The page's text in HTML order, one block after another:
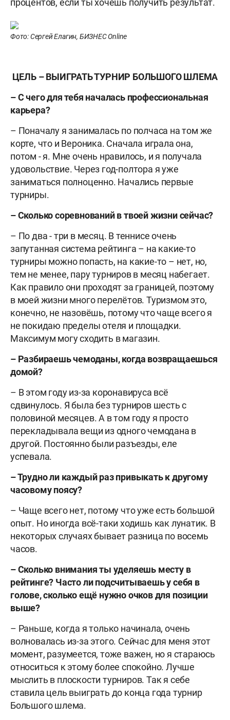
процентов, если ты хочешь получить результат.
Фото: Сергей Елагин, БИЗНЕС Online
ЦЕЛЬ – ВЫИГРАТЬ ТУРНИР БОЛЬШОГО ШЛЕМА
– С чего для тебя началась профессиональная
карьера?
– Поначалу я занималась по полчаса на том же
корте, что и Вероника. Сначала играла она,
потом - я. Мне очень нравилось, и я получала
удовольствие. Через год-полтора я уже
заниматься полноценно. Начались первые
турниры.
– Сколько соревнований в твоей жизни сейчас?
– По два - три в месяц. В теннисе очень
запутанная система рейтинга – на какие-то
турниры можно попасть, на какие-то – нет, но,
тем не менее, пару турниров в месяц набегает.
Как правило они проходят за границей, поэтому
в моей жизни много перелётов. Туризмом это,
конечно, не назовёшь, потому что чаще всего я
не покидаю пределы отеля и площадки.
Максимум могу сходить в магазин.
– Разбираешь чемоданы, когда возвращаешься
домой?
– В этом году из-за коронавируса всё
сдвинулось. Я была без турниров шесть с
половиной месяцев. А в том году я просто
перекладывала вещи из одного чемодана в
другой. Постоянно были разъезды, еле
успевала.
– Трудно ли каждый раз привыкать к другому
часовому поясу?
– Чаще всего нет, потому что уже есть большой
опыт. Но иногда всё-таки ходишь как лунатик. В
некоторых случаях бывает разница по восемь
часов.
– Сколько внимания ты уделяешь месту в
рейтинге? Часто ли подсчитываешь у себя в
голове, сколько ещё нужно очков для позиции
выше?
– Раньше, когда я только начинала, очень
волновалась из-за этого. Сейчас для меня этот
момент, разумеется, тоже важен, но я стараюсь
относиться к этому более спокойно. Лучше
мыслить в плоскости турниров. Так я себе
ставила цель выиграть до конца года турнир
Большого шлема.